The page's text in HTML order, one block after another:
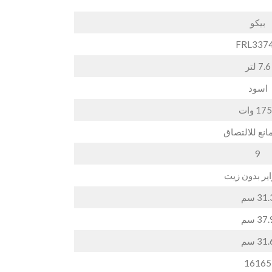
بيكو
7.6 لتر
اسود
وات
للالتصاق
9
بدون زيت
سم
سم
سم
16165